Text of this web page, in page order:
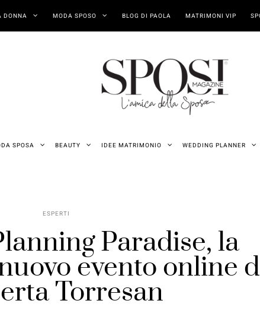
DONNA MODA SPOSO BLOG DI PAOLA MATRIMONI VIP
SPOSA BEAUTY IDEE MATRIMONIO WEDDING PLANNER
ESPERTI
Paradise, la
evento online
Torresan